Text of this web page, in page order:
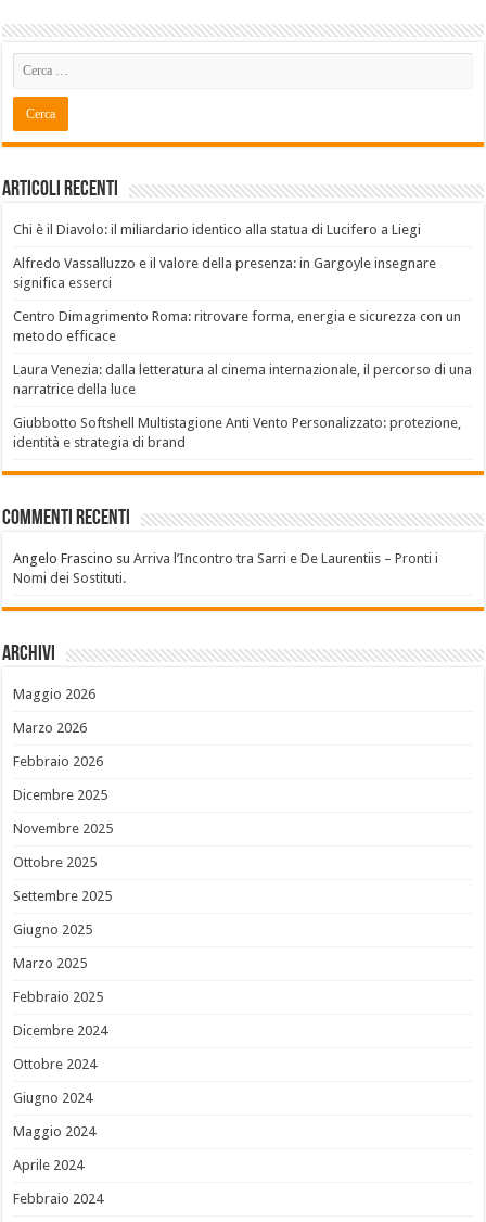
Articoli recenti
Chi è il Diavolo: il miliardario identico alla statua di Lucifero a Liegi
Alfredo Vassalluzzo e il valore della presenza: in Gargoyle insegnare
significa esserci
Centro Dimagrimento Roma: ritrovare forma, energia e sicurezza con un
metodo efficace
Laura Venezia: dalla letteratura al cinema internazionale, il percorso di una
narratrice della luce
Giubbotto Softshell Multistagione Anti Vento Personalizzato: protezione,
identità e strategia di brand
Commenti recenti
Angelo Frascino suArriva l’Incontro tra Sarri e De Laurentiis – Pronti i
Nomi dei Sostituti.
Archivi
Maggio 2026
Marzo 2026
Febbraio 2026
Dicembre 2025
Novembre 2025
Ottobre 2025
Settembre 2025
Giugno 2025
Marzo 2025
Febbraio 2025
Dicembre 2024
Ottobre 2024
Giugno 2024
Maggio 2024
Aprile 2024
Febbraio 2024